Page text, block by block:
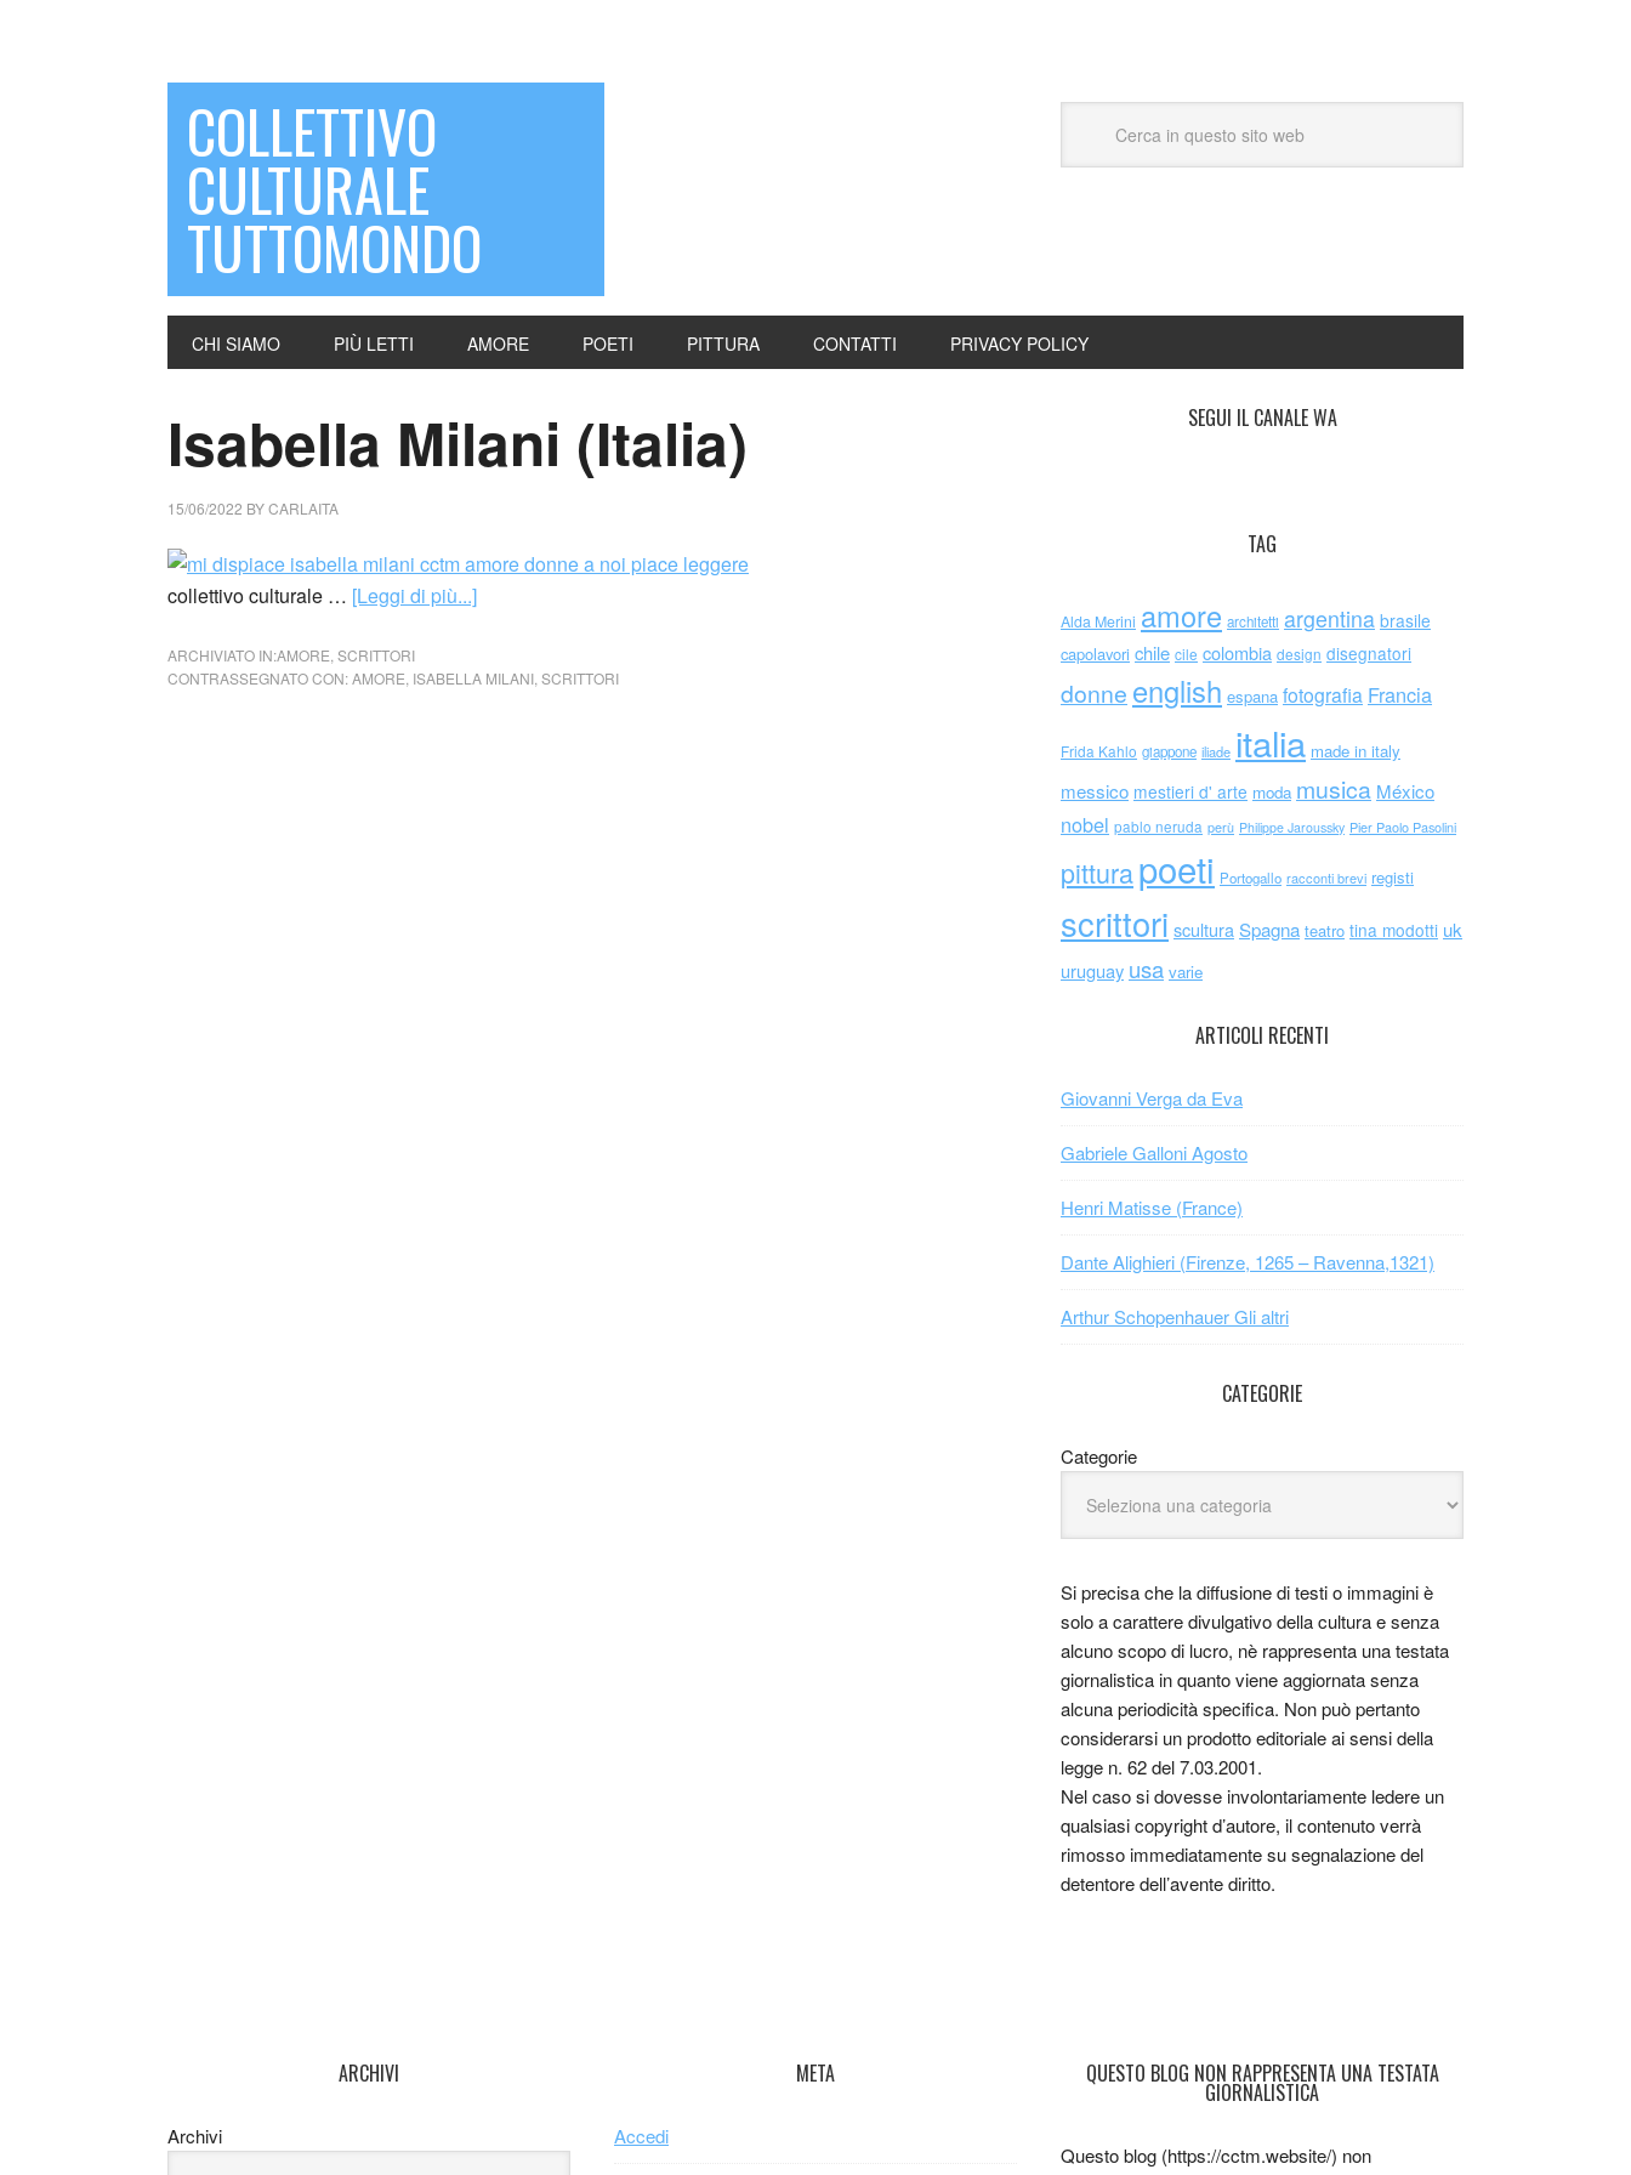
COLLETTIVO
CULTURALE
TUTTOMONDO
CHI SIAMO PIÙ LETTI AMORE POETI PITTURA CONTATTI PRIVACY POLICY
Isabella Milani (Italia)
15/06/2022 BYCARLAITA
collettivo culturale … [Leggi di più...]
ARCHIVIATO IN:AMORE SCRITTORI
CONTRASSEGNATO CON:AMORE ISABELLA MILANI SCRITTORI
SEGUI IL CANALE WA
TAG
Alda Merini amore architetti argentina brasile
capolavori chile cile colombia design disegnatori
donne english espana fotografia Francia
Frida Kahlo giappone iliade italia made in italy
messico mestieri d' arte moda musica México
nobel pablo neruda perù Philippe Jaroussky Pier Paolo Pasolini
pitturapoeti Portogallo racconti brevi registi
scrittori scultura Spagna teatro tina modotti uk
uruguay usa varie
ARTICOLI RECENTI
Giovanni Verga da Eva
Gabriele Galloni Agosto
Henri Matisse (France)
Dante Alighieri (Firenze, 1265 – Ravenna,1321)
Arthur Schopenhauer Gli altri
CATEGORIE
Categorie
Si precisa che la diffusione di testi o immagini è
solo a carattere divulgativo della cultura e senza
alcuno scopo di lucro, nè rappresenta una testata
giornalistica in quanto viene aggiornata senza
alcuna periodicità specifica. Non può pertanto
considerarsi un prodotto editoriale ai sensi della
legge n. 62 del 7.03.2001.
Nel caso si dovesse involontariamente ledere un
qualsiasi copyright d’autore, il contenuto verrà
rimosso immediatamente su segnalazione del
detentore dell’avente diritto.
ARCHIVI
Archivi
META
Accedi
QUESTO BLOG NON RAPPRESENTA UNA TESTATA
GIORNALISTICA
Questo blog (https://cctm.website/) non